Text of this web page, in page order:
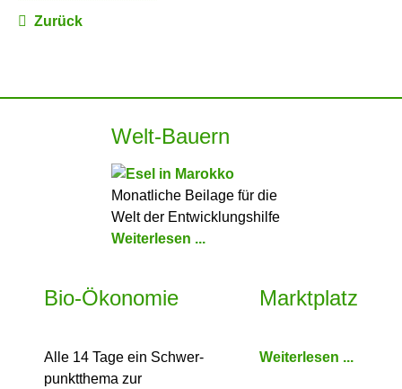
Zurück
Welt-Bauern
Monatliche Beilage für die
Welt der Entwicklungshilfe
Weiterlesen ...
Bio-Ökonomie
Alle 14 Tage ein Schwer­
punkt­thema zur
Marktplatz
Weiterlesen ...